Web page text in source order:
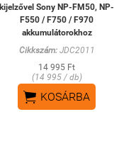
kijelzővel Sony NP-FM50, NP-
F550 / F750 / F970
akkumulátorokhoz
Cikkszám:JDC2011
14 995 Ft
(14 995 / db)
 KOSÁRBA